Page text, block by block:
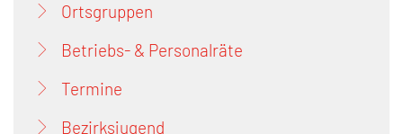
Ortsgruppen
Betriebs- & Personalräte
Termine
Bezirksjugend